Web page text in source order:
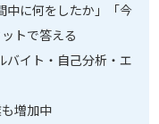
中に何をしたか」「今
トで答える
バイト・自己分析・エ
増加中